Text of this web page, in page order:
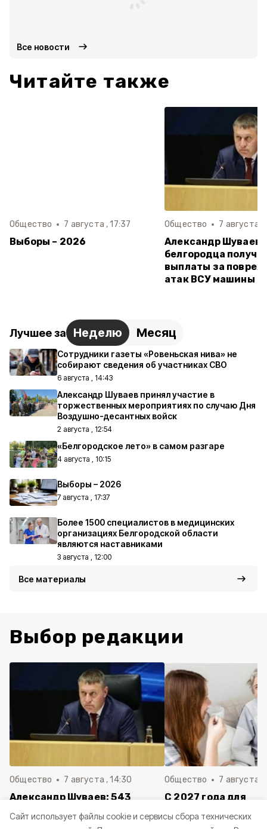
Cайт использует файлы cookie и сервисы сбора технических
Все новости
Читайте также
Общество 7 августа , 17:37
Выборы – 2026
Общество 7 августа ,
Александр Шуваев:
белгородца
выплаты за
атак ВСУ машины
Лучшее за Неделю Месяц
Сотрудники газеты «Ровеньская нива» не
собирают сведения об участниках СВО
6 августа , 14:43
Александр Шуваев принял участие в
торжественных мероприятиях по случаю Дня
Воздушно-десантных войск
2 августа , 12:54
«Белгородское лето» в самом разгаре
4 августа , 10:15
Выборы – 2026
7 августа , 17:37
Более 1500 специалистов в медицинских
организациях Белгородской области
являются наставниками
3 августа , 12:00
Все материалы
Выбор редакции
Общество 7 августа , 14:30
Александр Шуваев: 543
выплаты за повреждённые от
Общество 7 августа ,
С 2027 года для
пожилыми и